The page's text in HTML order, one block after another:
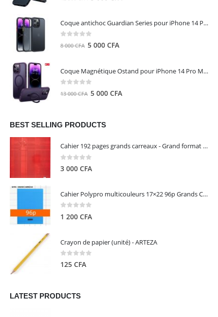
500 CFA.
Coque antichoc Guardian Series pour iPhone 14 Pro Max - TORRAS
out of 5
8 000CFA Le
était :
8
000 CFA.
5 000 CFALe
est :
000 CFA.
Coque Magnétique Ostand pour iPhone 14 Pro Max - Violet Foncé - TORRAS
13 000CFA Le
était :
000 CFA.
5 000 CFA
000 CFA.
BEST SELLING PRODUCTS
Cahier 192 pages grands carreaux - Grand format - Brochure dos toilé - 24x32 cm - Papier blanc 90 g - Couverture carte pelliculée couleur aléatoire - Clairefontaine
3 000 CFA
Cahier Polypro multicouleurs 17×22 96p Grands Carreaux Séyès 90g - CALLIGRAPHE
1 200 CFA
Crayon de papier (unité) - ARTEZA
0 out of 5
125 CFA
LATEST PRODUCTS